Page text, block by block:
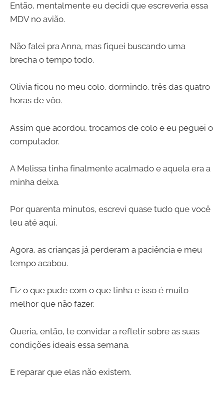
Então, mentalmente eu decidi que escreveria essa
MDV no avião.
Não falei pra Anna, mas fiquei buscando uma
brecha o tempo todo.
Olivia ficou no meu colo, dormindo, três das quatro
horas de vôo.
Assim que acordou, trocamos de colo e eu peguei o
computador.
A Melissa tinha finalmente acalmado e aquela era a
minha deixa.
Por quarenta minutos, escrevi quase tudo que você
leu até aqui.
Agora, as crianças já perderam a paciência e meu
tempo acabou.
Fiz o que pude com o que tinha e isso é muito
melhor que não fazer.
Queria, então, te convidar a refletir sobre as suas
condições ideais essa semana.
E reparar que elas não existem.